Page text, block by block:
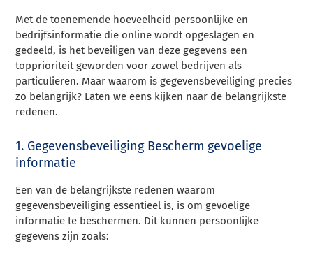
Met de toenemende hoeveelheid persoonlijke en
bedrijfsinformatie die online wordt opgeslagen en
gedeeld, is het beveiligen van deze gegevens een
topprioriteit geworden voor zowel bedrijven als
particulieren. Maar waarom is gegevensbeveiliging precies
zo belangrijk? Laten we eens kijken naar de belangrijkste
redenen.
1. Gegevensbeveiliging Bescherm gevoelige
informatie
Een van de belangrijkste redenen waarom
gegevensbeveiliging essentieel is, is om gevoelige
informatie te beschermen. Dit kunnen persoonlijke
gegevens zijn zoals: